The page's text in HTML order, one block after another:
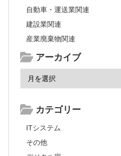
自動車・運送業関連
建設業関連
産業廃棄物関連
アーカイブ
カテゴリー
ITシステム
その他